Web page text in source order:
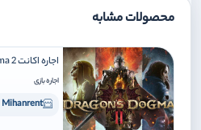
محصولات مشابه
اجاره اکانت Dragon's dogma 2
اجاره بازی
Mihanrent